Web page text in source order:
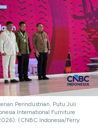
Perindustrian, Putu Juli
International Furniture
(CNBC Indonesia/Ferry